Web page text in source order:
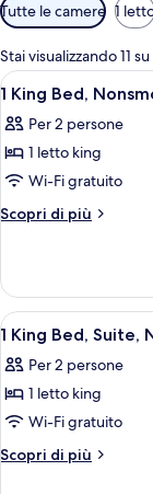
disponibili
per
le
camere
Tutte le camere 1
Stai visualizzando 11
Apri
tutte
le
foto
per
1
Nonsmoking,
Accessible
3
1 King Bed,
Per 2 persone
1 letto king
Wi-Fi gratuito
Scopri di più
Altri
King
Bed,
Nonsmoking,
Accessible
Apri
tutte
le
foto
per
1
3
1 King Bed, Suite,
Per 2 persone
1 letto king
Wi-Fi gratuito
Scopri di più
Altri